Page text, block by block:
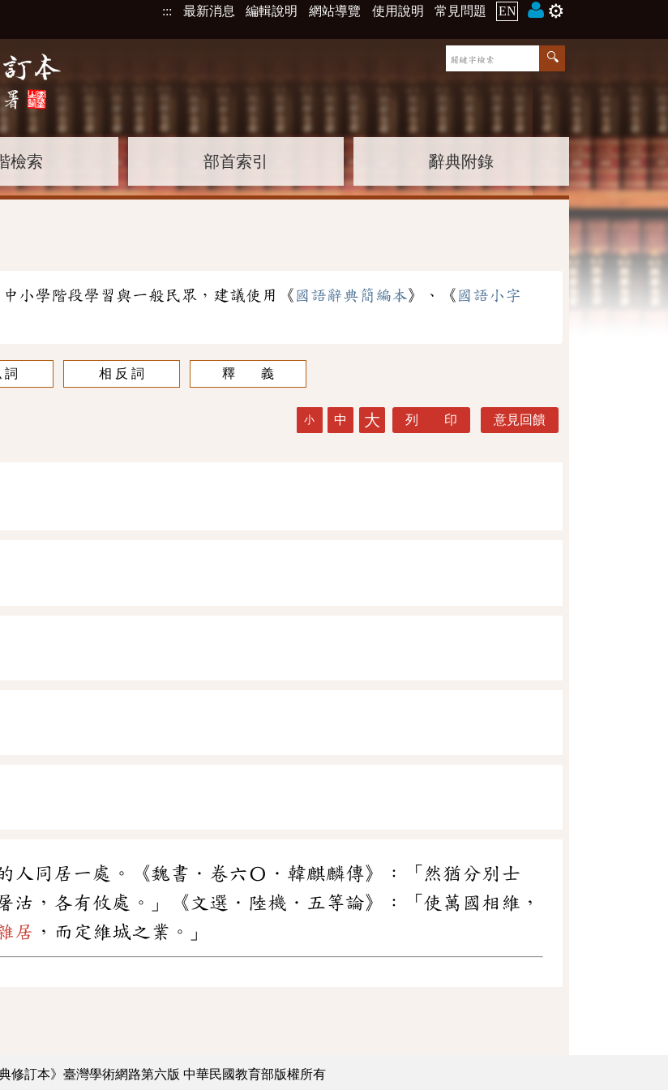
::: 最新消息 編輯說明 網站導覽 使用說明 常見問題 EN ⚙️
檢索 部首索引 辭典附錄
中小學階段學習與一般民眾，建議使用《 國語辭典簡編本》、《 國語小字
詞 相 反 詞 釋 義
小 中 大 列 印 意見回饋
人同居一處。《魏書．卷六〇．韓麒麟傳》：「然猶分別士
沽，各有攸處。」《文選．陸機．五等論》：「使萬國相維，
居 ，而定維城之業。」
修訂本》臺灣學術網路第六版 中華民國教育部版權所有